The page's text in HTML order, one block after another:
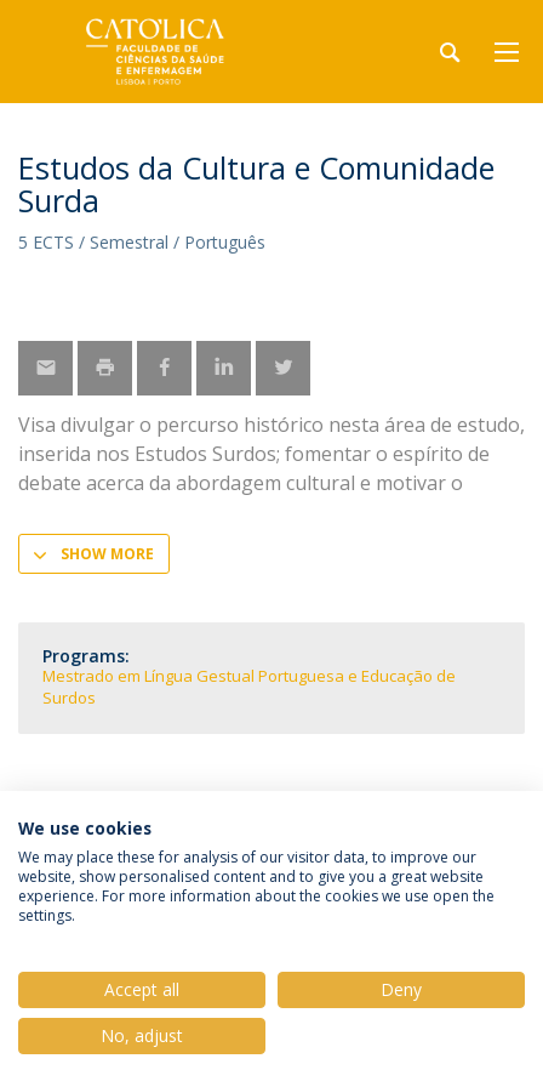
Estudos da Cultura e Comunidade
Surda
5 ECTS / Semestral / Português
Visa divulgar o percurso histórico nesta área de estudo,
inserida nos Estudos Surdos; fomentar o espírito de
debate acerca da abordagem cultural e motivar o
SHOW MORE
Programs:
Mestrado em Língua Gestual Portuguesa e Educação de
Surdos
Política de Privacidade
Termos e Condições
Direitos do Titular dos Dados
© 2026 Universidade Católica Portuguesa
We use cookies
We may place these for analysis of our visitor data, to improve our
website, show personalised content and to give you a great website
experience. For more information about the cookies we use open the
settings.
Accept all
Deny
No, adjust